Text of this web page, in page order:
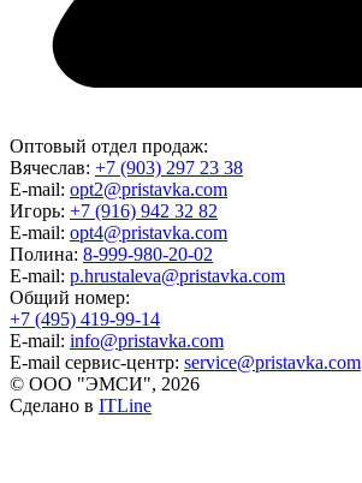
Оптовый отдел продаж:
Вячеслав: +7 (903) 297 23 38
E-mail: opt2@pristavka.com
Игорь: +7 (916) 942 32 82
E-mail: opt4@pristavka.com
Полина: 8-999-980-20-02
E-mail: p.hrustaleva@pristavka.com
Общий номер:
+7 (495) 419-99-14
E-mail: info@pristavka.com
E-mail сервис-центр: service@pristavka.com
© ООО "ЭМСИ", 2026
Сделано в ITLine